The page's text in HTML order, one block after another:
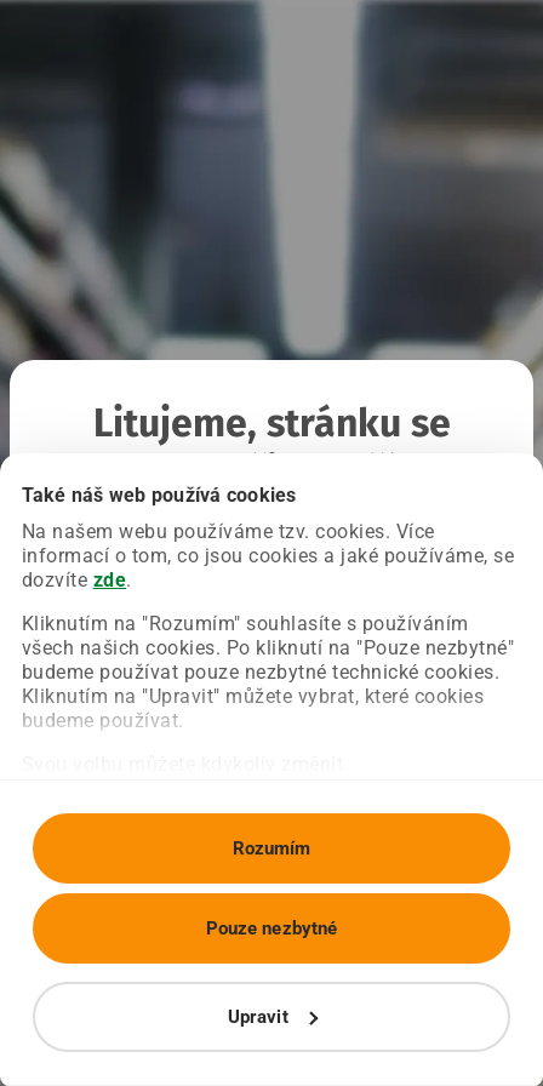
Také náš web používá cookies
Na našem webu používáme tzv. cookies. Více
informací o tom, co jsou cookies a jaké používáme, se
dozvíte zde.
Kliknutím na "Rozumím" souhlasíte s používáním
všech našich cookies. Po kliknutí na "Pouze nezbytné"
budeme používat pouze nezbytné technické cookies.
Kliknutím na "Upravit" můžete vybrat, které cookies
budeme používat.
Rozumím
Upravit
Pouze nezbytné
Litujeme, stránku se
Chyba nastala na naší straně a už ji opravujeme.
Zkuste prosím znovu načíst požadovanou stránku.
Obnovit stránku Úvodní strana